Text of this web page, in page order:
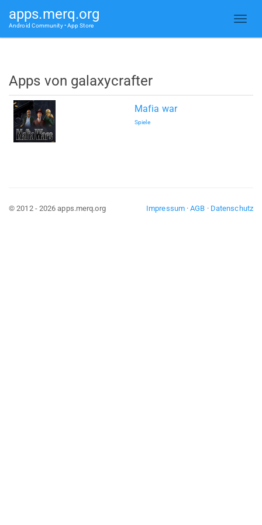
apps.merq.org
Android Community • App Store
Apps von galaxycrafter
Mafia war
Spiele
Impressum·AGB · Datenschutz
© 2012 - 2026 apps.merq.org